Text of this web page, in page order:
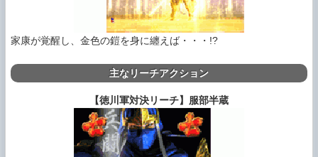
家康が覚醒し、金色の鎧を身に纏えば・・・!?
主なリーチアクション
【徳川軍対決リーチ】服部半蔵